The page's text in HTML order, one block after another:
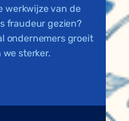
werkwijze van de
fraudeur gezien?
ondernemers groeit
we sterker.